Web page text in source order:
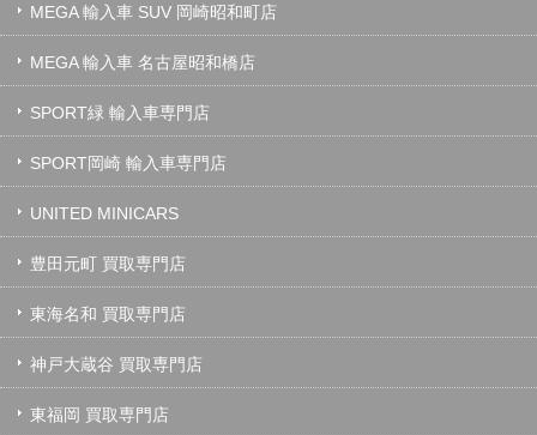
MEGA 輸入車 SUV 岡崎昭和町店
MEGA 輸入車 名古屋昭和橋店
SPORT緑 輸入車専門店
SPORT岡崎 輸入車専門店
UNITED MINICARS
豊田元町 買取専門店
東海名和 買取専門店
神戸大蔵谷 買取専門店
東福岡 買取専門店